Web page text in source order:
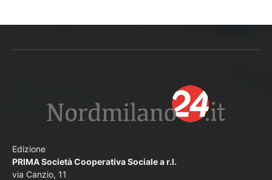
Edizione
PRIMA Società Cooperativa Sociale a r.l.
via Canzio, 11